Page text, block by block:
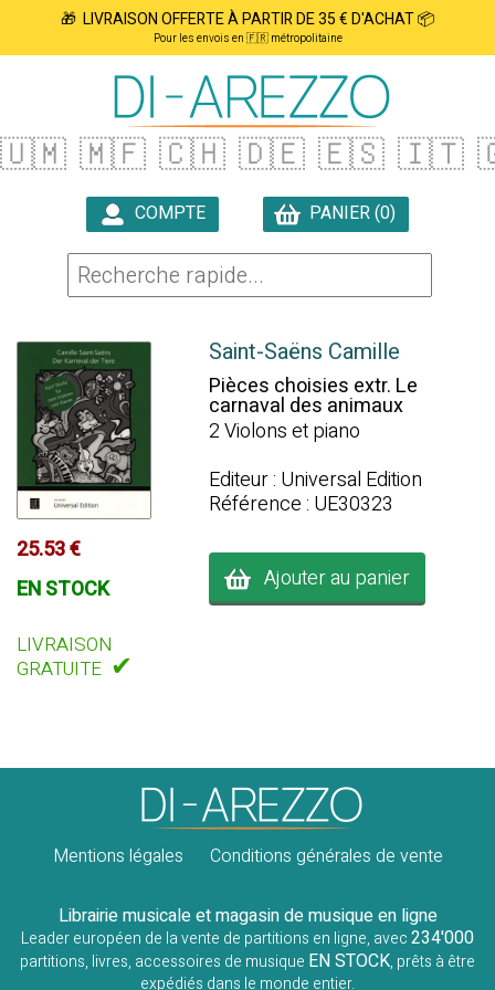
🎁 LIVRAISON OFFERTE À PARTIR DE 35 € D'ACHAT 📦
Pour les envois en 🇫🇷 métropolitaine
🇺🇲 🇲🇫 🇨🇭 🇩🇪 🇪🇸 🇮🇹
COMPTE
PANIER (0)
25.53 €
EN STOCK
LIVRAISON
GRATUITE ✔
Saint-Saëns Camille
Pièces choisies extr. Le
carnaval des animaux
2 Violons et piano
Editeur : Universal Edition
Référence : UE30323
Ajouter au panier
Mentions légales Conditions générales de vente
Librairie musicale et magasin de musique en ligne
Leader européen de la vente de partitions en ligne, avec234'000
partitions, livres, accessoires de musique EN STOCK, prêts à être
expédiés dans le monde entier.